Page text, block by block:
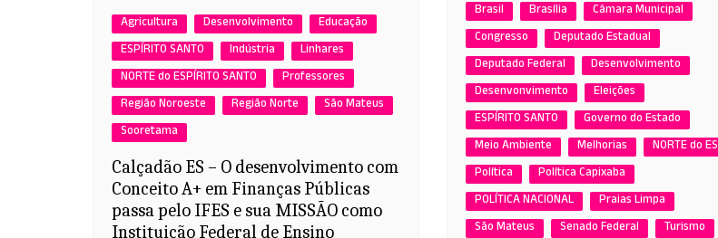
Agricultura Desenvolvimento
Educação
ESPÍRITO SANTO
Indústria
Linhares
NORTE do ESPÍRITO SANTO
Professores
Região Noroeste
Região Norte
São Mateus
Sooretama
Calçadão ES – O desenvolvimento com
Conceito A+ em Finanças Públicas
passa pelo IFES e sua MISSÃO como
Instituição Federal de Ensino
Brasil Brasília
Câmara Municipal
Congresso
Deputado Estadual
Deputado Federal
Desenvolvimento
Desenvonvimento
Eleições
ESPÍRITO SANTO
Governo do Estado
Meio Ambiente
Melhorias
NORTE do ES
Política
Política Capixaba
POLÍTICA NACIONAL
Praias Limpa
São Mateus
Senado Federal
Turismo